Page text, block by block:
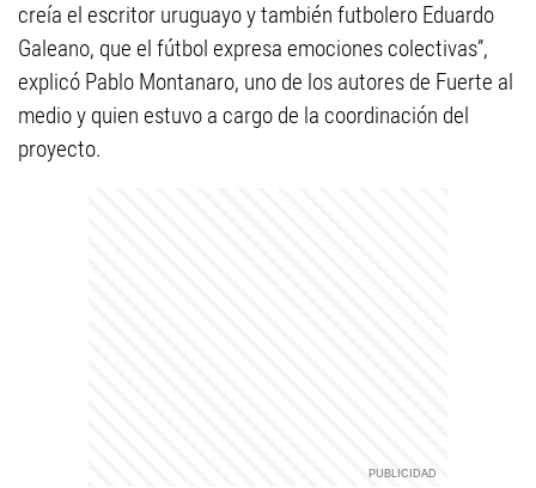
creía el escritor uruguayo y también futbolero Eduardo
Galeano, que el fútbol expresa emociones colectivas”,
explicó Pablo Montanaro, uno de los autores de Fuerte al
medio y quien estuvo a cargo de la coordinación del
proyecto.